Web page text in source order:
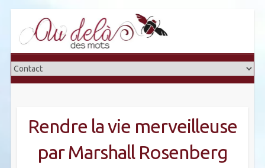
content
Rendre la vie merveilleuse
par Marshall Rosenberg